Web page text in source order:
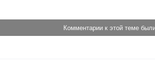
Комментарии к этой теме